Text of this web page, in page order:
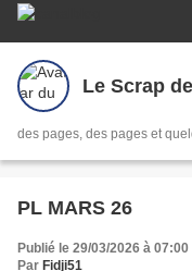
Le Scrap
des pages, des pages et
PL MARS 26
Publié le 29/03/2026 à 07:00
Par Fidji51